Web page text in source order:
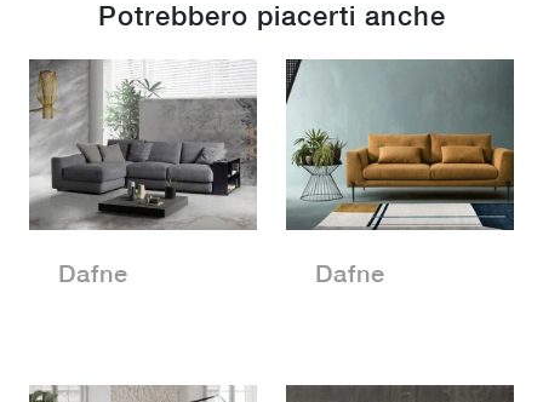
Potrebbero piacerti anche
Dafne Dafne